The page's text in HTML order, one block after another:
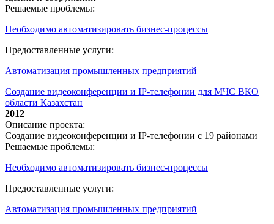
Решаемые проблемы:
Необходимо автоматизировать бизнес-процессы
Предоставленные услуги:
Автоматизация промышленных предприятий
Создание видеоконференции и IP-телефонии для МЧС ВКО
области Казахстан
2012
Описание проекта:
Создание видеоконференции и IP-телефонии с 19 районами
Решаемые проблемы:
Необходимо автоматизировать бизнес-процессы
Предоставленные услуги:
Автоматизация промышленных предприятий